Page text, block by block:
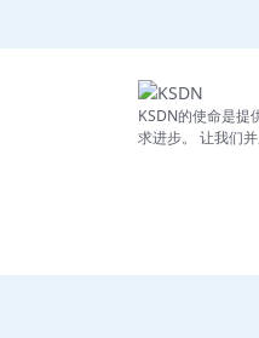
KSDN的使命是提
求进步。 让我们